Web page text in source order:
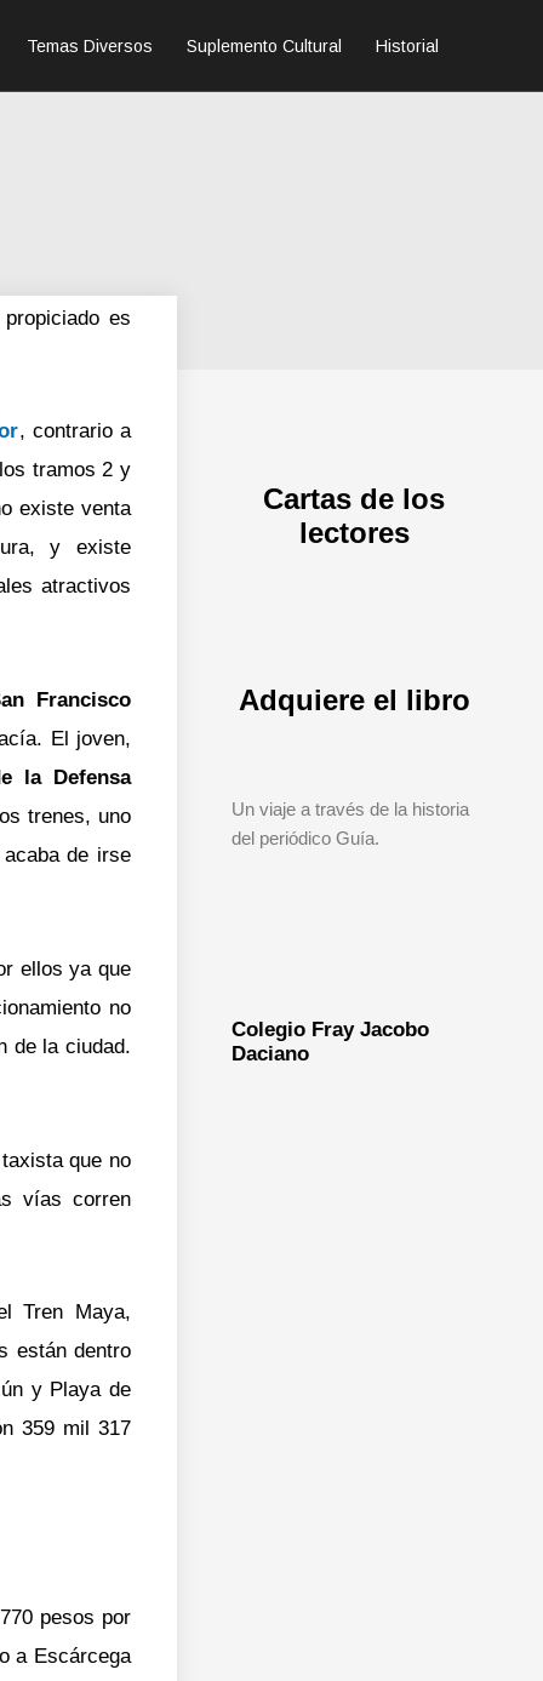
Temas Diversos Suplemento Cultural Historial
es
, contrario a
tramos 2 y
existe venta
y existe
atractivos
Francisco
El joven,
la Defensa
trenes, uno
de irse
ellos ya que
no
de la ciudad.
que no
vías corren
Tren Maya,
están dentro
y Playa de
359 mil 317
pesos por
a Escárcega
Cartas de los
lectores
Adquiere el libro
Un viaje a través de la historia
del periódico Guía.
Colegio Fray Jacobo
Daciano